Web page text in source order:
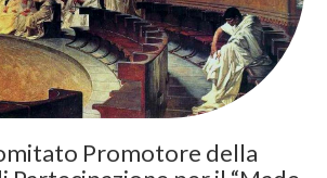
Promotore della